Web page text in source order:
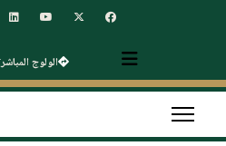
الولوج المباشر